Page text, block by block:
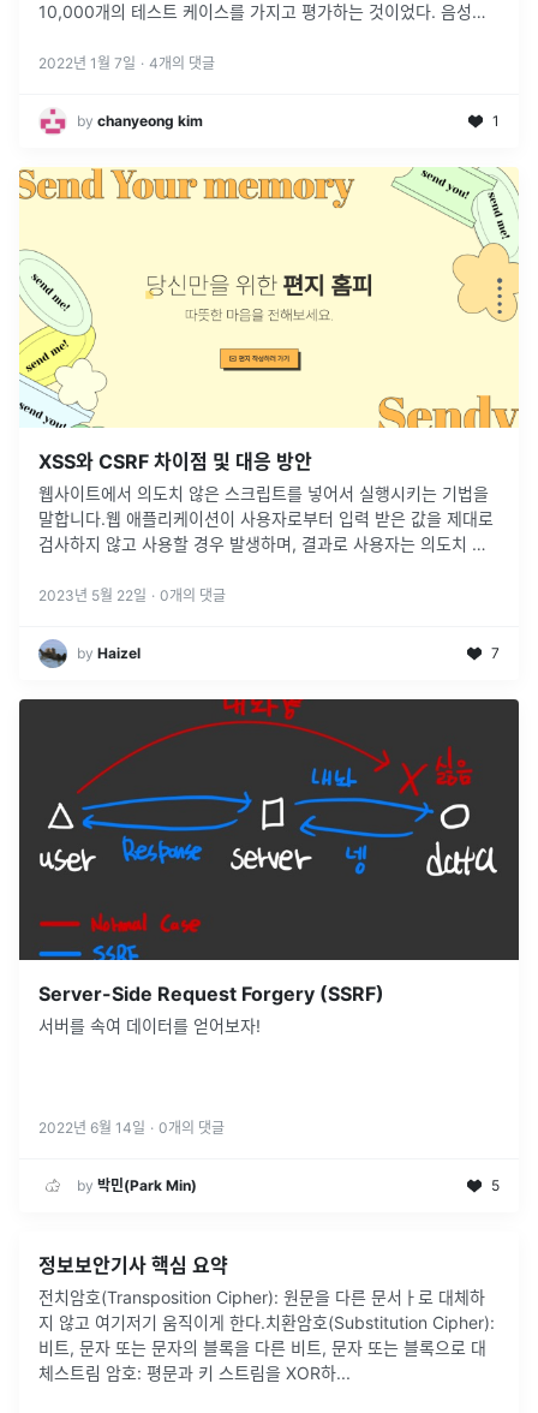
10,000개의 테스트 케이스를 가지고 평가하는 것이었다. 음성인
2022년 1월 7일 · 4개의 댓글
by chanyeong kim 1
XSS와 CSRF 차이점 및 대응 방안
웹사이트에서 의도치 않은 스크립트를 넣어서 실행시키는 기법을
말합니다.웹 애플리케이션이 사용자로부터 입력 받은 값을 제대로
검사하지 않고 사용할 경우 발생하며, 결과로 사용자는 의도치 않
다.Prepetrat...
2023년 5월 22일 · 0개의 댓글
by Haizel 7
Server-Side Request Forgery (SSRF)
서버를 속여 데이터를 얻어보자!
2022년 6월 14일 · 0개의 댓글
by 박민(Park Min) 5
정보보안기사 핵심 요약
전치암호(Transposition Cipher): 원문을 다른 문서ㅏ로 대체하
지 않고 여기저기 움직이게 한다.치환암호(Substitution Cipher):
비트, 문자 또는 문자의 블록을 다른 비트, 문자 또는 블록으로 대
체스트림 암호: 평문과 키 스트림을 XOR하...